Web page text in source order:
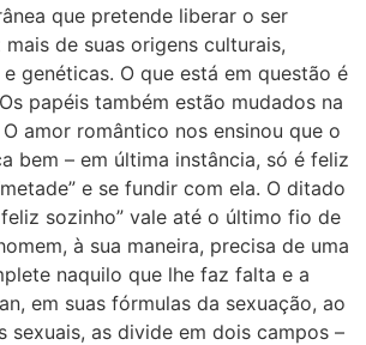
que pretende liberar o ser
de suas origens culturais,
genéticas. O que está em questão é
papéis também estão mudados na
amor romântico nos ensinou que o
bem – em última instância, só é feliz
e se fundir com ela. O ditado
sozinho” vale até o último fio de
à sua maneira, precisa de uma
naquilo que lhe faz falta e a
em suas fórmulas da sexuação, ao
sexuais, as divide em dois campos –